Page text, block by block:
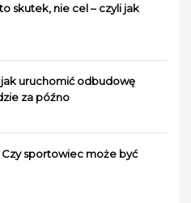
skutek, nie cel – czyli jak
jak uruchomić odbudowę
za późno
sportowiec może być